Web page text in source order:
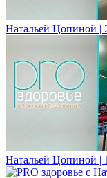
Натальей Цопиной |
Натальей Цопиной |